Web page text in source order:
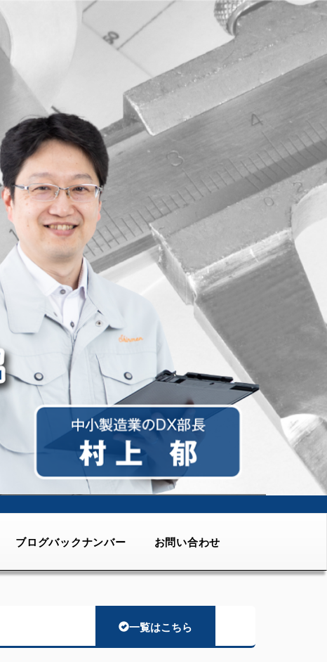
ブログバックナンバー お問い合わせ
一覧はこちら